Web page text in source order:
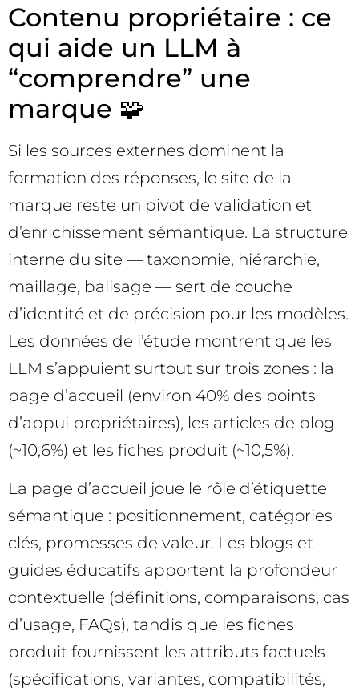
Contenu propriétaire : ce
qui aide un LLM à
“comprendre” une
marque 🧩
Si les sources externes dominent la
formation des réponses, le site de la
marque reste un pivot de validation et
d’enrichissement sémantique. La structure
interne du site — taxonomie, hiérarchie,
maillage, balisage — sert de couche
d’identité et de précision pour les modèles.
Les données de l’étude montrent que les
LLM s’appuient surtout sur trois zones : la
page d’accueil (environ 40% des points
d’appui propriétaires), les articles de blog
(~10,6%) et les fiches produit (~10,5%).
La page d’accueil joue le rôle d’étiquette
sémantique : positionnement, catégories
clés, promesses de valeur. Les blogs et
guides éducatifs apportent la profondeur
contextuelle (définitions, comparaisons, cas
d’usage, FAQs), tandis que les fiches
produit fournissent les attributs factuels
(spécifications, variantes, compatibilités,